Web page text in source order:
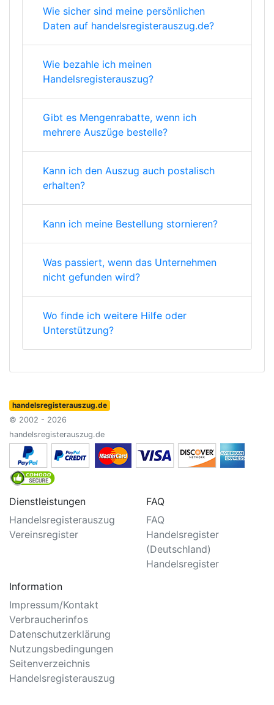
Wie sicher sind meine persönlichen
Daten auf handelsregisterauszug.de?
Wie bezahle ich meinen
Handelsregisterauszug?
Gibt es Mengenrabatte, wenn ich
mehrere Auszüge bestelle?
Kann ich den Auszug auch postalisch
erhalten?
Kann ich meine Bestellung stornieren?
Was passiert, wenn das Unternehmen
nicht gefunden wird?
Wo finde ich weitere Hilfe oder
Unterstützung?
handelsregisterauszug.de
© 2002 - 2026
handelsregisterauszug.de
Dienstleistungen
Handelsregisterauszug
Vereinsregister
FAQ
FAQ
Handelsregister
(Deutschland)
Handelsregister
Information
Impressum/Kontakt
Verbraucherinfos
Datenschutzerklärung
Nutzungsbedingungen
Seitenverzeichnis
Handelsregisterauszug